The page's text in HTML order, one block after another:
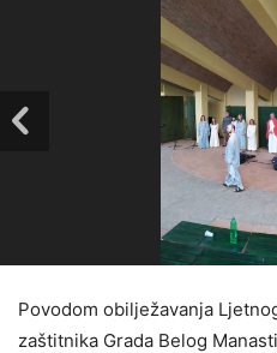
Povodom obilježavanja
zaštitnika Grada Belog